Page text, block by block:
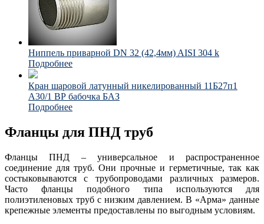
Ниппель приварной DN 32 (42,4мм) AISI 304 k
Подробнее
Кран шаровой латунный никелированный 11Б27п1
А30/1 ВР бабочка БАЗ
Подробнее
Фланцы для ПНД труб
Фланцы ПНД – универсальное и распространенное
соединение для труб. Они прочные и герметичные, так как
состыковываются с трубопроводами различных размеров.
Часто фланцы подобного типа используются для
полиэтиленовых труб с низким давлением. В «Арма» данные
крепежные элементы предоставлены по выгодным условиям.